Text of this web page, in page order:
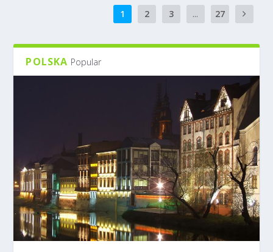
1 2 3 ... 27
POLSKA Popular